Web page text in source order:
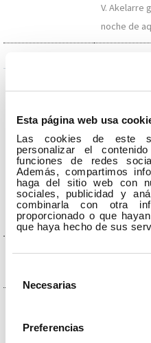
Esta página web usa
Las cookies de este
personalizar el
funciones de redes
Además, compartimos
haga del sitio web con
sociales, publicidad y
combinarla con otra
proporcionado o que
que haya hecho de sus
Necesarias
Preferencias
V. Akelarre
noche de
Jueves 7 y viernes 8 de
96-97 Abono 06 –
WOLFGANG AMADEUS MOZART
(1756 – 1791)